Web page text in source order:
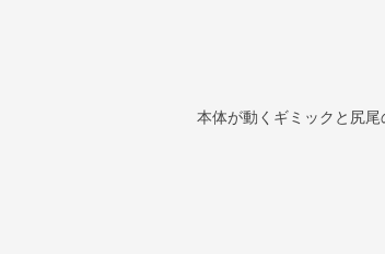
本体が動くギミックと尻